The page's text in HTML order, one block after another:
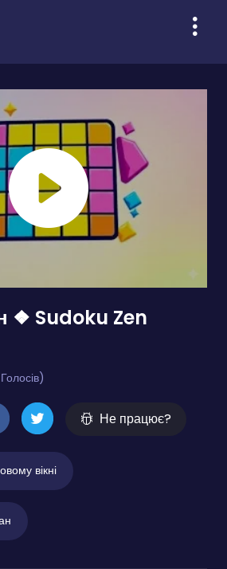
❖ Sudoku Zen
Не працює?
вікні